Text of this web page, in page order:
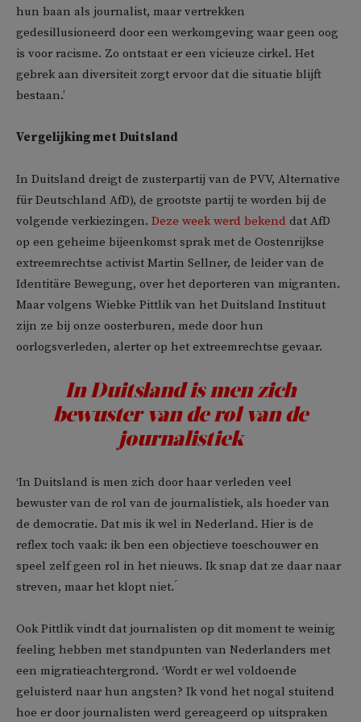
hun baan als journalist, maar vertrekken
gedesillusioneerd door een werkomgeving waar geen oog
is voor racisme. Zo ontstaat er een vicieuze cirkel. Het
gebrek aan diversiteit zorgt ervoor dat die situatie blijft
bestaan.’
Vergelijking met Duitsland
In Duitsland dreigt de zusterpartij van de PVV, Alternative
für Deutschland AfD), de grootste partij te worden bij de
volgende verkiezingen. Deze week werd bekend dat AfD
op een geheime bijeenkomst sprak met de Oostenrijkse
extreemrechtse activist Martin Sellner, de leider van de
Identitäre Bewegung, over het deporteren van migranten.
Maar volgens Wiebke Pittlik van het Duitsland Instituut
zijn ze bij onze oosterburen, mede door hun
oorlogsverleden, alerter op het extreemrechtse gevaar.
In Duitsland is men zich
bewuster van de rol van de
journalistiek
‘In Duitsland is men zich door haar verleden veel
bewuster van de rol van de journalistiek, als hoeder van
de democratie. Dat mis ik wel in Nederland. Hier is de
reflex toch vaak: ik ben een objectieve toeschouwer en
speel zelf geen rol in het nieuws. Ik snap dat ze daar naar
streven, maar het klopt niet. ́
Ook Pittlik vindt dat journalisten op dit moment te weinig
feeling hebben met standpunten van Nederlanders met
een migratieachtergrond. ‘Wordt er wel voldoende
geluisterd naar hun angsten? Ik vond het nogal stuitend
hoe er door journalisten werd gereageerd op uitspraken